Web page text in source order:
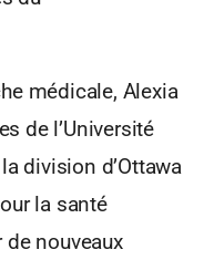
médicale, Alexia
de l’Université
division d’Ottawa
la santé
de nouveaux